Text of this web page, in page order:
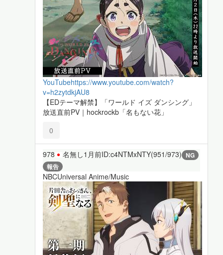
YouTubehttps://www.youtube.com/watch?
v=h2zytdkjAU8
【EDテーマ解禁】「ワールド イズ ダンシング」
放送直前PV｜hockrockb「名もない花」
0
978 名無し1月前ID:c4NTMxNTY(951/973) NG
報告
NBCUniversal Anime/Music